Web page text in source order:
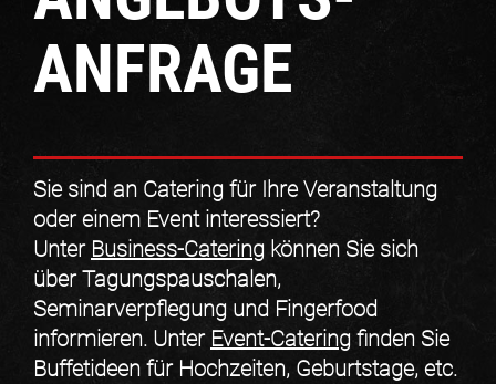
ANFRAGE
Sie sind an Catering für Ihre Veranstaltung
oder einem Event interessiert?
Unter Business-Catering können Sie sich
über Tagungspauschalen,
Seminarverpflegung und Fingerfood
informieren. Unter Event-Cateringfinden Sie
Buffetideen für Hochzeiten, Geburtstage, etc.